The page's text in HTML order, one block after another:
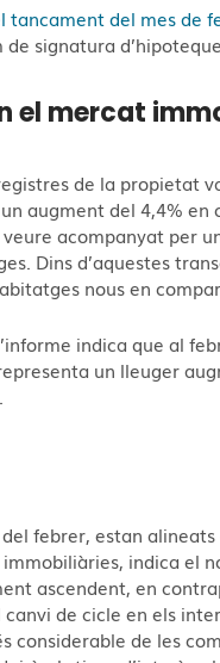
tancament del mes de
signatura
el mercat
de la propietat
augment del 4,4%
acompanyat per
Dins d’aquestes
nous en
indica que al
un lleuger
febrer, estan
indica el
ascendent, en
de cicle en els
considerable de les